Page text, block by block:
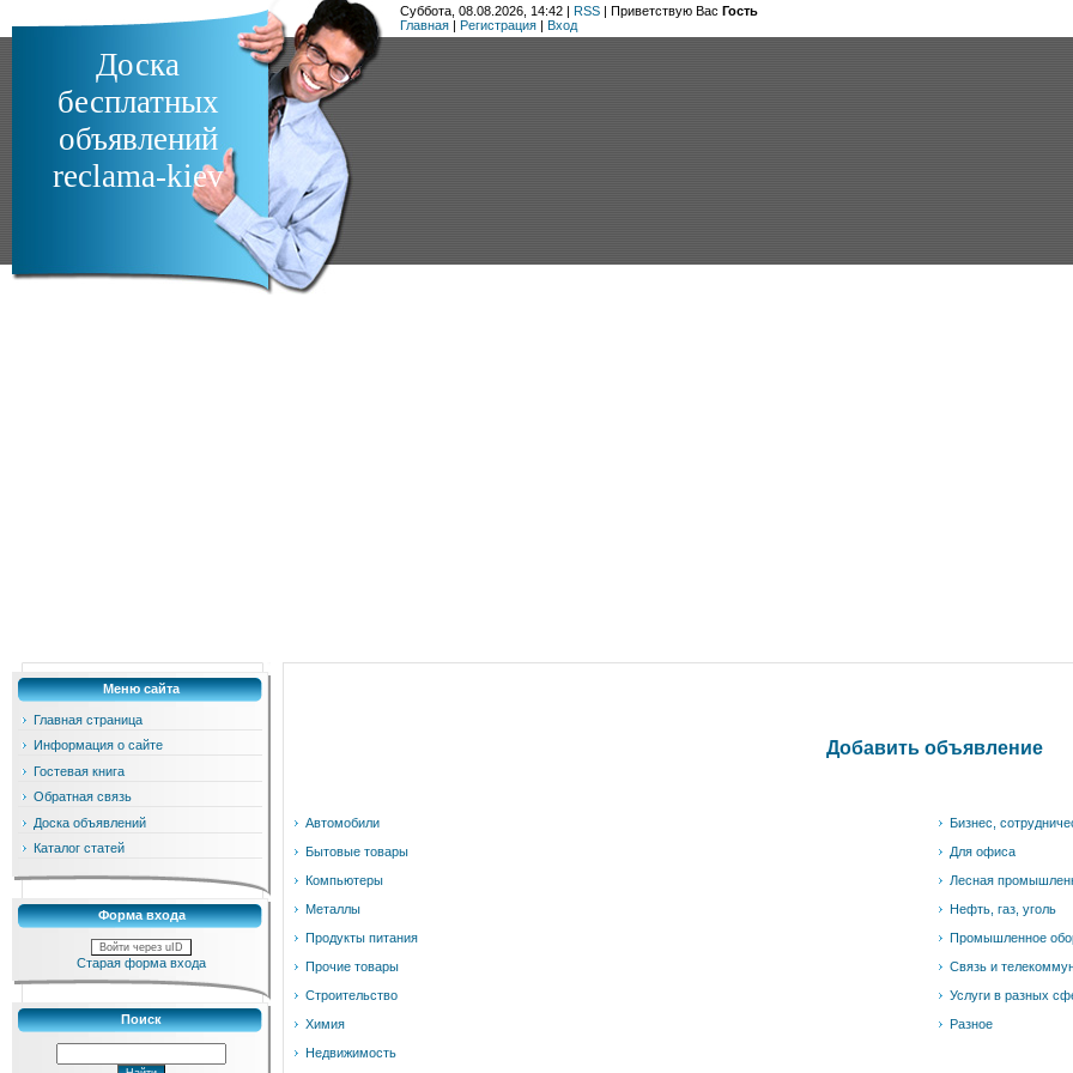
Суббота, 08.08.2026, 14:42 | RSS | Приветствую Вас Гость
Главная | Регистрация | Вход
Доска
бесплатных
объявлений
reclama-kiev
Меню сайта
Главная страница
Информация о сайте
Гостевая книга
Обратная связь
Доска объявлений
Каталог статей
Форма входа
Войти через uID
Старая форма входа
Поиск
Добавить объявление
Автомобили
Бизнес,
Бытовые товары
Для офиса
Компьютеры
Лесная
Металлы
Нефть, газ, уголь
Продукты питания
Промышленное
Прочие товары
Связь и
Строительство
Услуги в разных
Химия
Разное
Недвижимость